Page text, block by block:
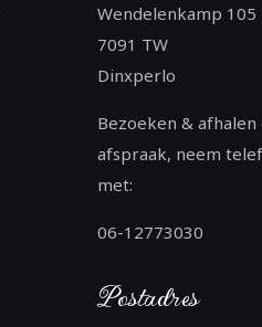
Wendelenkamp 105
7091 TW
Dinxperlo
Bezoeken &
afspraak, neem
met:
06-12773030
Postadres